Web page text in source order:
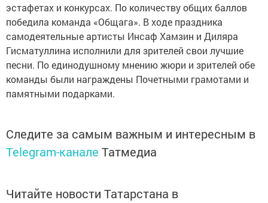
эстафетах и конкурсах. По количеству общих баллов
победила команда «Общага». В ходе праздника
самодеятельные артисты Инсаф Хамзин и Диляра
Гисматуллина исполнили для зрителей свои лучшие
песни. По единодушному мнению жюри и зрителей обе
команды были награждены Почетными грамотами и
памятными подарками.
Следите за самым важным и интересным в
Telegram-канале Татмедиа
Читайте новости Татарстана в